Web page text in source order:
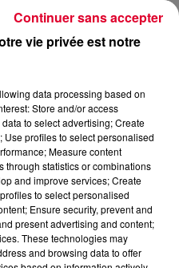
UN ÉNORME TUBE DANCE
par Antony Harari
vie privée est notre
data processing based on
Store and/or access
to select advertising; Create
profiles to select personalised
Measure content
through statistics or combinations
and improve services; Create
to select personalised
Ensure security, prevent and
present advertising and content;
These technologies may
and browsing data to offer
Continuer sans accepter